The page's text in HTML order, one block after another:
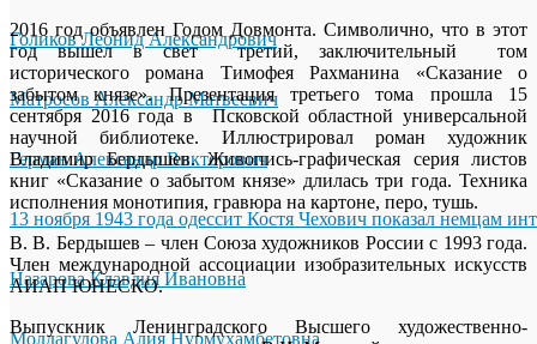
Голиков Леонид Александрович
Матросов Александр Матвеевич
Герман Александр Викторович
13 ноября 1943 года одессит Костя Чехович показал немцам
Назарова Клавдия Ивановна
Молдагулова Алия Нурмухамбетовна
2016 год объявлен Годом Довмонта. Символично, что в этот
год вышел в свет третий, заключительный том
исторического романа Тимофея Рахманина «Сказание о
забытом князе». Презентация третьего тома прошла 15
сентября 2016 года в Псковской областной универсальной
научной библиотеке. Иллюстрировал роман художник
Владимир Бердышев. Живопись-графическая серия листов
книг «Сказание о забытом князе» длилась три года. Техника
исполнения монотипия, гравюра на картоне, перо, тушь.
В. В. Бердышев – член Союза художников России с 1993 года.
Член международной ассоциации изобразительных искусств
АИАП ЮНЕСКО.
Выпускник Ленинградского Высшего художественно-